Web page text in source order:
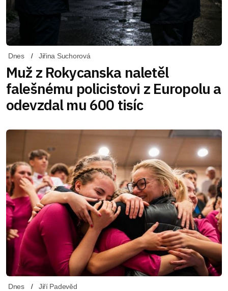
Dnes Jiřina Suchorová
Muž z Rokycanska naletěl
falešnému policistovi z Europolu a
odevzdal mu 600 tisíc
Dnes Jiří Padevěd